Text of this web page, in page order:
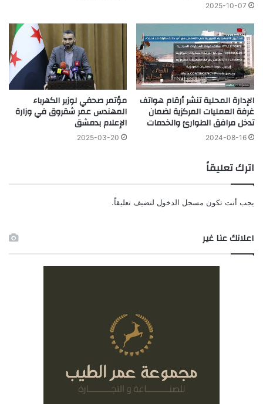
2025-10-07
الإدارة المحلية تنشر أرقام هواتف
غرفة العمليات المركزية لضمان
تدخل مرافق الطوارئ والخدمات
2024-08-16
مؤتمر صحفي لوزير الكهرباء
المهندس عمر شقروق في وزارة
الإعلام بدمشق
2025-03-20
اترك تعليقاً
يجب أنت تكون مسجل الدخول لتضيف تعليقاً.
اعلانك عنا غير